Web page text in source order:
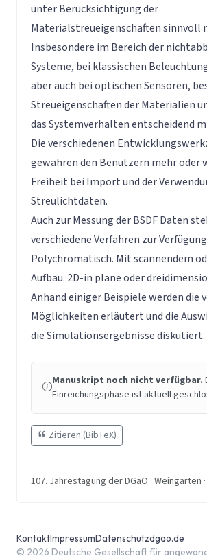
unter Berücksichtigung der
Materialstreueigenschaften sinnvoll
Insbesondere im Bereich der
Systeme, bei klassischen
aber auch bei optischen Sensoren,
Streueigenschaften der Materialien
das Systemverhalten entscheidend
Die verschiedenen
gewähren den Benutzern mehr oder
Freiheit bei Import und der
Streulichtdaten.
Auch zur Messung der BSDF Daten
verschiedene Verfahren zur
Polychromatisch. Mit scannendem
Aufbau. 2D-in plane oder
Anhand einiger Beispiele werden die
Möglichkeiten erläutert und die
die Simulationsergebnisse diskutiert.
Manuskript noch nicht verfügbar.
Einreichungsphase ist aktuell
Zitieren (BibTeX)
107. Jahrestagung der DGaO · Weingarten
© 2026 Deutsche Gesellschaft für
KontaktImpressumDatenschutzdgao.de